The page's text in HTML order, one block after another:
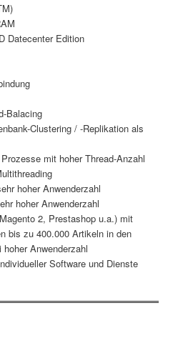
Datecenter Edition
Balacing
Clustering / -Replikation als
mit hoher Thread-Anzahl
hoher Anwenderzahl
hoher Anwenderzahl
2, Prestashop u.a.) mit
bis zu 400.000 Artikeln in den
Anwenderzahl
Software und Dienste